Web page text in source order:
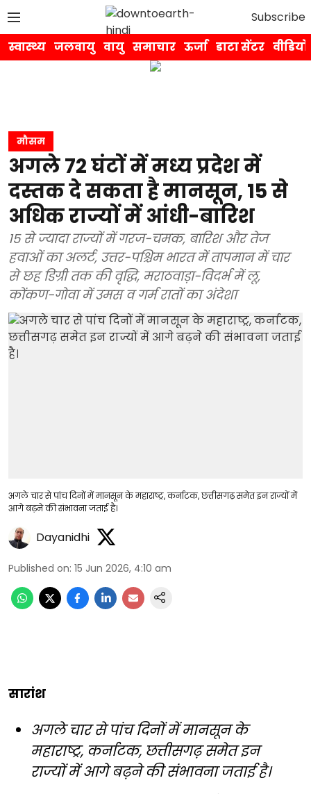
Subscribe
स्वास्थ्य जलवायु वायु समाचार ऊर्जा डाटा सेंटर वीडियो
मौसम
अगले 72 घंटों में मध्य प्रदेश में
दस्तक दे सकता है मानसून, 15 से
अधिक राज्यों में आंधी-बारिश
15 से ज्यादा राज्यों में गरज-चमक, बारिश और तेज
हवाओं का अलर्ट, उत्तर-पश्चिम भारत में तापमान में चार
से छह डिग्री तक की वृद्धि, मराठवाड़ा-विदर्भ में लू,
कोंकण-गोवा में उमस व गर्म रातों का अंदेशा
अगले चार से पांच दिनों में मानसून के महाराष्ट्र, कर्नाटक, छत्तीसगढ़ समेत इन राज्यों में
आगे बढ़ने की संभावना जताई है।
Dayanidhi
Published on: 15 Jun 2026, 4:10 am
सारांश
अगले चार से पांच दिनों में मानसून के
महाराष्ट्र, कर्नाटक, छत्तीसगढ़ समेत इन
राज्यों में आगे बढ़ने की संभावना जताई है।